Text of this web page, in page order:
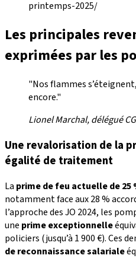
printemps-2025/
Les principales
exprimées par les
"Nos flammes
encore."
Lionel Marchal, délégué
Une revalorisation de la
égalité de traitement
La prime de feu actuelle de 25
notamment face aux 28 %
l’approche des JO 2024, les
une prime exceptionnelle
policiers (jusqu’à 1 900 €). Ces
de reconnaissance salariale